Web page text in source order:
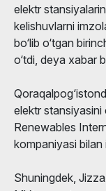
elektr
kelishuvlarni
bo‘lib o‘tgan
o‘tdi, deya xabar
elektr stansiyasini
Renewables
kompaniyasi bilan
Shuningdek,